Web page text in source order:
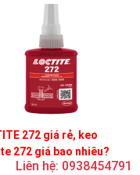
272 giá rẻ, keo
272 giá bao nhiêu?
Liên hệ: 0938454791